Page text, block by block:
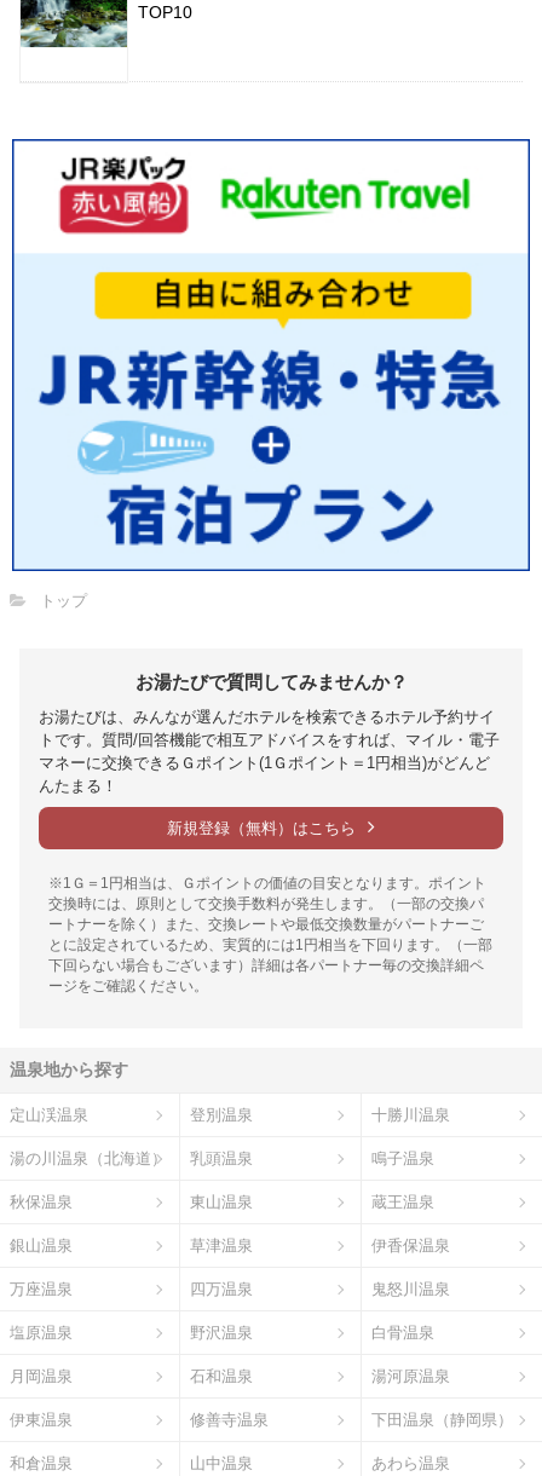
TOP10
トップ
お湯たびで質問してみませんか？
お湯たびは、みんなが選んだホテルを検索できるホテル予約サイ
トです。質問/回答機能で相互アドバイスをすれば、マイル・電子
マネーに交換できるＧポイント(1Ｇポイント＝1円相当)がどんど
んたまる！
新規登録（無料）はこちら
※1Ｇ＝1円相当は、Ｇポイントの価値の目安となります。ポイント
交換時には、原則として交換手数料が発生します。（一部の交換パ
ートナーを除く）また、交換レートや最低交換数量がパートナーご
とに設定されているため、実質的には1円相当を下回ります。（一部
下回らない場合もございます）詳細は各パートナー毎の交換詳細ペ
ージをご確認ください。
温泉地から探す
定山渓温泉 登別温泉 十勝川温泉
湯の川温泉（北海道） 乳頭温泉 鳴子温泉
秋保温泉 東山温泉 蔵王温泉
銀山温泉 草津温泉 伊香保温泉
万座温泉 四万温泉 鬼怒川温泉
塩原温泉 野沢温泉 白骨温泉
月岡温泉 石和温泉 湯河原温泉
伊東温泉 修善寺温泉 下田温泉（静岡県）
和倉温泉 山中温泉 あわら温泉